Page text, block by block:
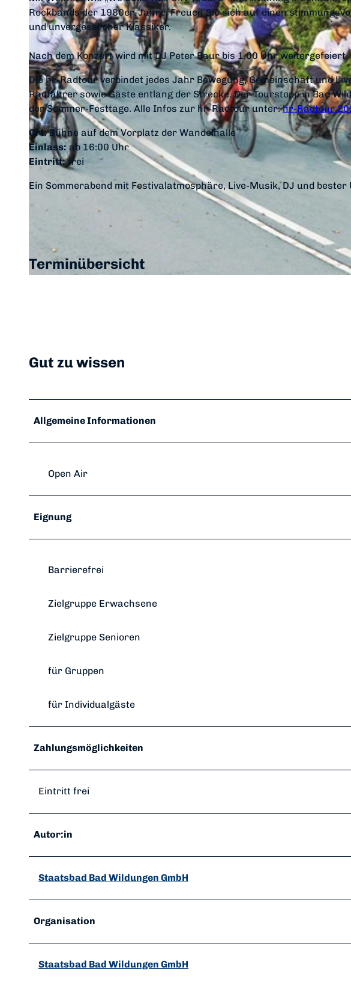
Rockbands der 1980er-Jahre. Freuen Sie sich auf einen
und unvergesslicher Klassiker.
Nach dem Konzert wird mit DJ Peter Baur bis 1.00 Uhr weitergefeiert.
Die hr-Radtour verbindet jedes Jahr Bewegung, Gemeinschaft und
Radfahrer sowie Gäste entlang der Strecke. Der Tourstopp in Bad
der Sommer-Festtage. Alle Infos zur hr-Radtour unter:hr-Radtour
Ort:Bühne auf dem Vorplatz der Wandelhalle
Einlass: ab 16:00 Uhr
Eintritt:frei
Ein Sommerabend mit Festivalatmosphäre, Live-Musik, DJ und
Terminübersicht
Gut zu wissen
Allgemeine Informationen
Open Air
Eignung
Barrierefrei
Zielgruppe Erwachsene
Zielgruppe Senioren
für Gruppen
für Individualgäste
Zahlungsmöglichkeiten
Eintritt frei
Autor:in
Staatsbad Bad Wildungen GmbH
Organisation
Staatsbad Bad Wildungen GmbH